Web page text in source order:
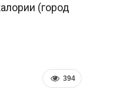
(город
394